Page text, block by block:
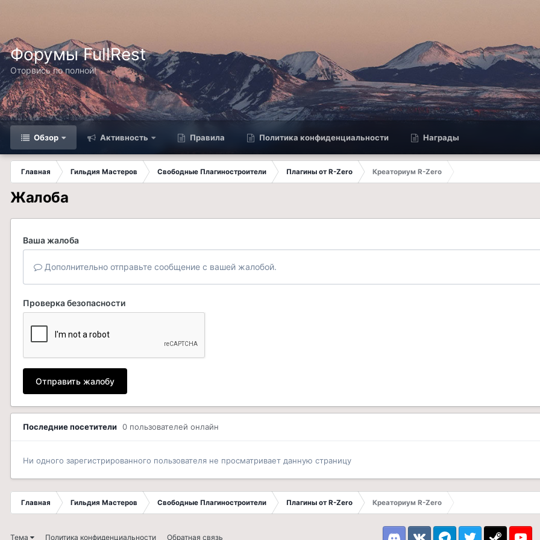
Форумы FullRest
Оторвись по полной!
Обзор Активность Правила Политика конфиденциальности Награды
Главная Гильдия Мастеров Свободные Плагиностроители Плагины от R-Zero
Креаториум R-Zero
Жалоба
Ваша жалоба
Дополнительно отправьте сообщение с вашей жалобой.
Проверка безопасности
Отправить жалобу
Последние посетители 0 пользователей онлайн
Ни одного зарегистрированного пользователя не просматривает данную страницу
Главная Гильдия Мастеров Свободные Плагиностроители Плагины от R-Zero Креаториум R-Zero
Тема Политика конфиденциальности Обратная связь